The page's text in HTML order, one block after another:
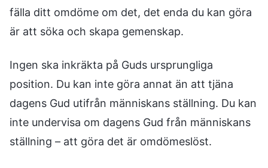
fälla ditt omdöme om det, det enda du kan göra
är att söka och skapa gemenskap.
Ingen ska inkräkta på Guds ursprungliga
position. Du kan inte göra annat än att tjäna
dagens Gud utifrån människans ställning. Du kan
inte undervisa om dagens Gud från människans
ställning – att göra det är omdömeslöst.